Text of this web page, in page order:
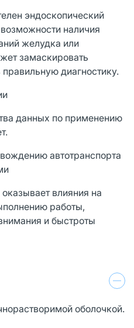
эндоскопический
наличия
желудка или
замаскировать
диагностику.
данных по применению
автотранспорта
влияния на
работы,
и быстроты
оболочкой.